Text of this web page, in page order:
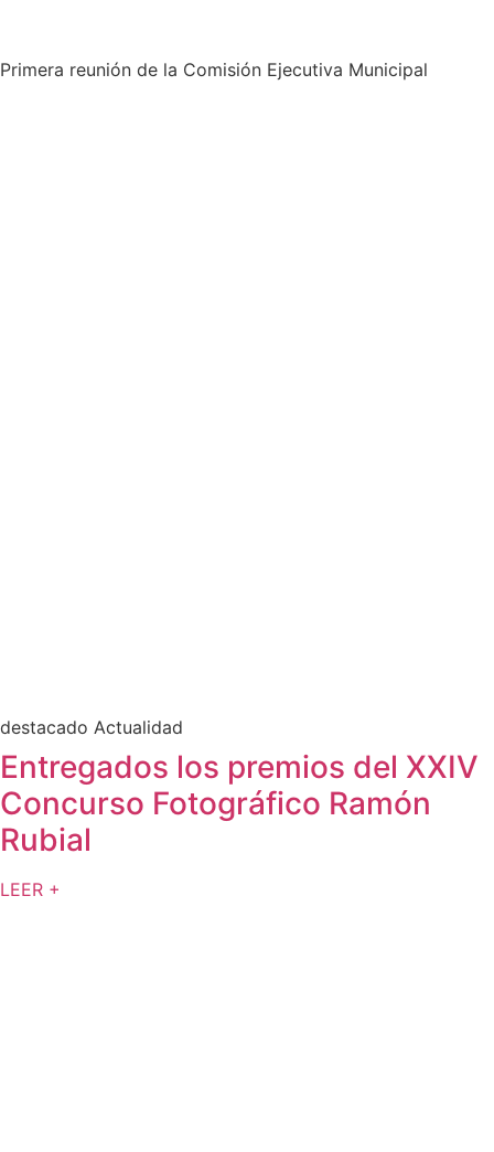
Primera reunión de la Comisión Ejecutiva Municipal
destacado Actualidad
Entregados los premios del XXIV
Concurso Fotográfico Ramón
Rubial
LEER +